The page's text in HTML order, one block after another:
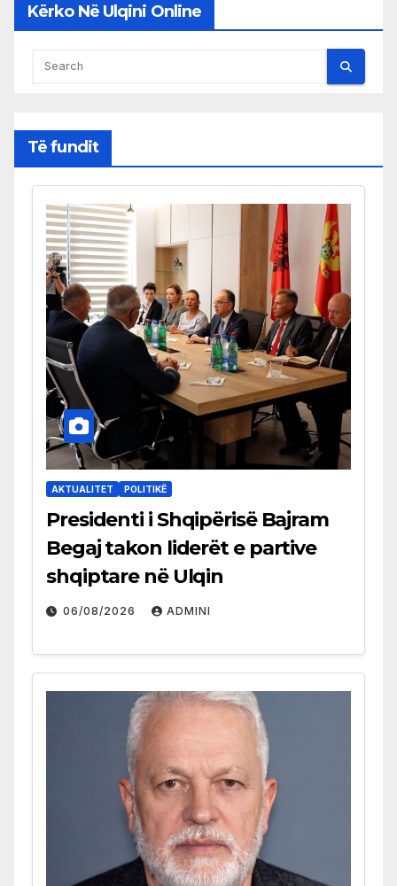
Kërko Në Ulqini Online
Të fundit
AKTUALITET POLITIKË
Presidenti i Shqipërisë Bajram
Begaj takon liderët e partive
shqiptare në Ulqin
06/08/2026 ADMINI